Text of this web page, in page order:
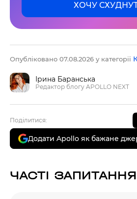
ХОЧУ
Опубліковано 07.08.2026 у категорії
Ірина Баранська
Редактор блогу APOLLO NEXT
Поділитися:
Додати Apollo як бажане
ЧАСТІ ЗАПИТАННЯ